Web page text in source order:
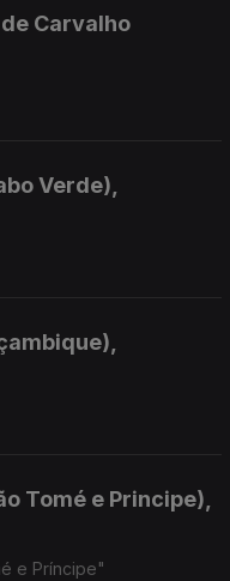
Carvalho
Verde),
Tomé e Principe),
e Príncipe"